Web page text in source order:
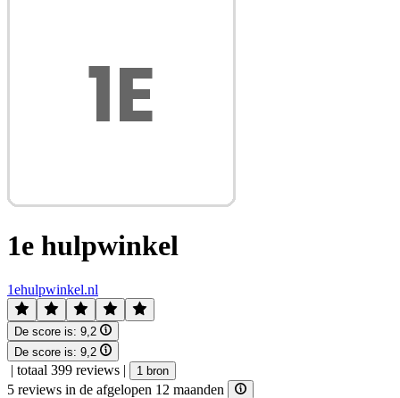
1e hulpwinkel
1ehulpwinkel.nl
De score is: 9,2
De score is: 9,2
| totaal 399 reviews | 1 bron
5 reviews in de afgelopen 12 maanden